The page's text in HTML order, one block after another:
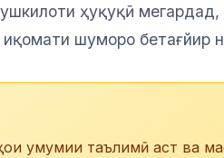
ҳуқуқӣ
шуморо бетағйир
умумии таълимӣ аст ва